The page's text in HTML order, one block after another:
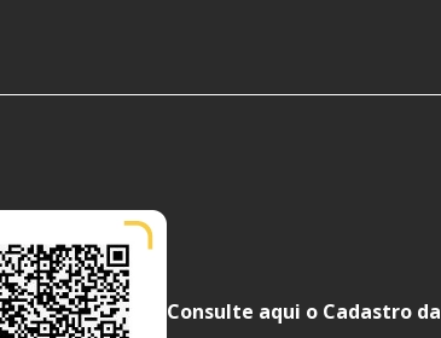
Consulte aqui o Cadastro da